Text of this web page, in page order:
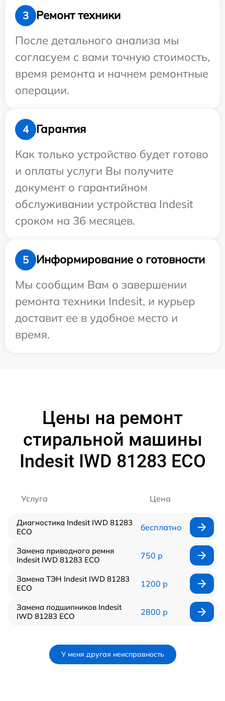
3
Ремонт техники
После детального анализа мы
согласуем с вами точную стоимость,
время ремонта и начнем ремонтные
операции.
4
Гарантия
Как только устройство будет готово
и оплаты услуги Вы получите
документ о гарантийном
обслуживании устройства Indesit
сроком на 36 месяцев.
5
Информирование о готовности
Мы сообщим Вам о завершении
ремонта техники Indesit, и курьер
доставит ее в удобное место и
время.
Цены на ремонт
стиральной машины
Indesit IWD 81283 ECO
Услуга Цена
Диагностика Indesit IWD 81283
ECO
бесплатно
Замена приводного ремня
Indesit IWD 81283 ECO
750 р
Замена ТЭН Indesit IWD 81283
ECO
1200 р
Замена подшипников Indesit
IWD 81283 ECO
2800 р
У меня другая неисправность